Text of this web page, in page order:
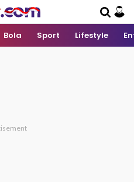
Bola Sport Lifestyle